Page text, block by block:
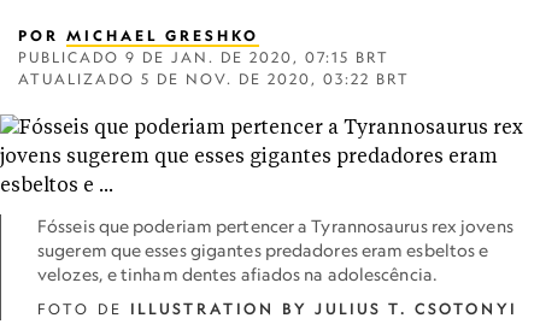
POR MICHAEL GRESHKO
PUBLICADO 9 DE JAN. DE 2020, 07:15 BRT
ATUALIZADO 5 DE NOV. DE 2020, 03:22 BRT
Fósseis que poderiam pertencer a Tyrannosaurus rex jovens
sugerem que esses gigantes predadores eram esbeltos e
velozes, e tinham dentes afiados na adolescência.
FOTO DE ILLUSTRATION BY JULIUS T. CSOTONYI